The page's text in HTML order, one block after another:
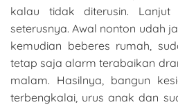
kalau tidak diterusin.
seterusnya. Awal nonton udah
kemudian beberes rumah,
tetap saja alarm terabaikan
malam. Hasilnya, bangun
terbengkalai, urus anak dan